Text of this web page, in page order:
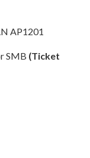
AP1201
SMB (Ticket